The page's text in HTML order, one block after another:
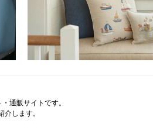
通販サイトです。
介します。